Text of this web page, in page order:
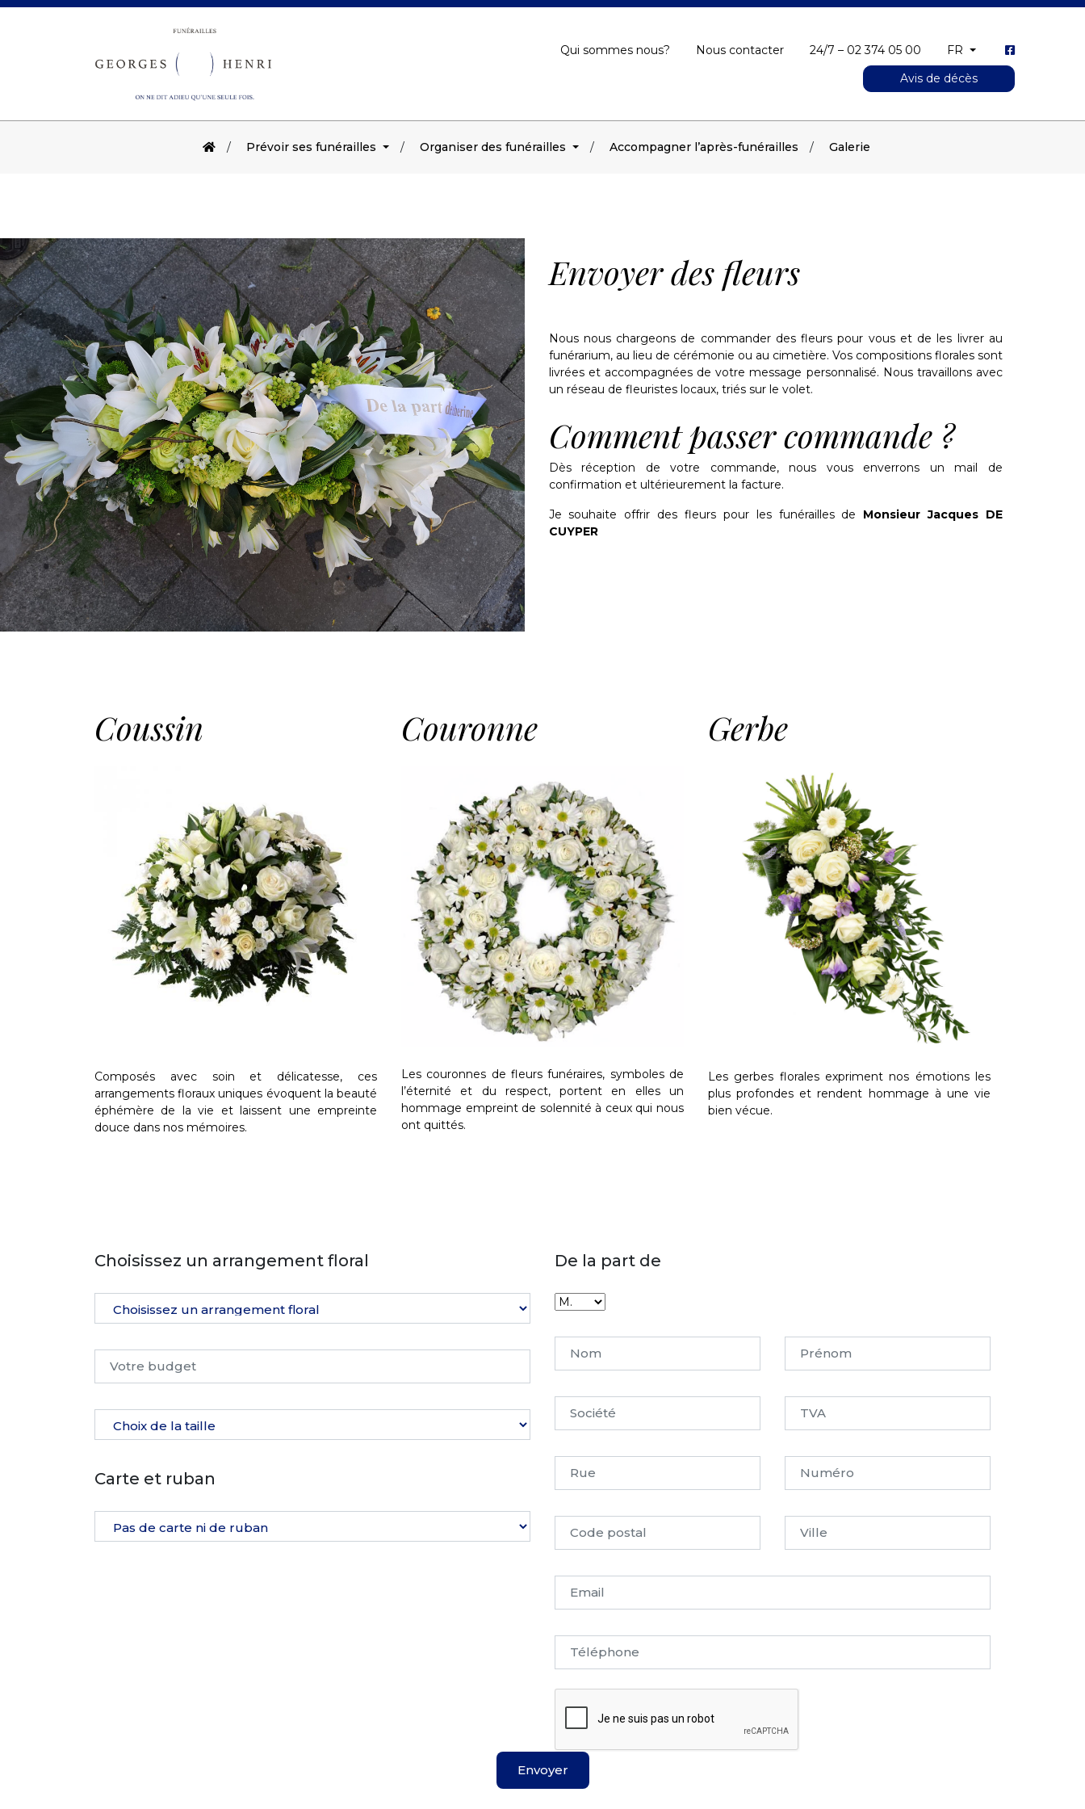
Qui sommes nous? Nous contacter 24/7 – 02 374 05 00
FR
Avis de décès
Prévoir ses funérailles Organiser des funérailles Accompagner l’après-funérailles Galerie
Envoyer des fleurs
Nous nous chargeons de commander des fleurs pour vous et de les livrer au
funérarium, au lieu de cérémonie ou au cimetière. Vos compositions florales sont
livrées et accompagnées de votre message personnalisé. Nous travaillons avec
un réseau de fleuristes locaux, triés sur le volet.
Comment passer commande ?
Dès réception de votre commande, nous vous enverrons un mail de
confirmation et ultérieurement la facture.
Je souhaite offrir des fleurs pour les funérailles de Monsieur Jacques DE
CUYPER
Coussin
Composés avec soin et délicatesse, ces
arrangements floraux uniques évoquent la beauté
éphémère de la vie et laissent une empreinte
douce dans nos mémoires.
Couronne
Les couronnes de fleurs funéraires, symboles de
l’éternité et du respect, portent en elles un
hommage empreint de solennité à ceux qui nous
ont quittés.
Gerbe
Les gerbes florales expriment nos émotions les
plus profondes et rendent hommage à une vie
bien vécue.
Choisissez un arrangement floral
Carte et ruban
De la part de